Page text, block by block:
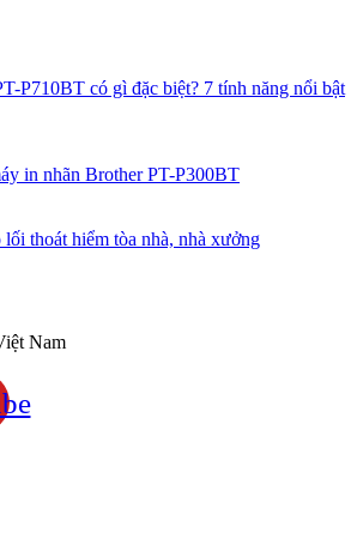
P710BT có gì đặc biệt? 7 tính năng nổi bật
in nhãn Brother PT-P300BT
thoát hiểm tòa nhà, nhà xưởng
Nam